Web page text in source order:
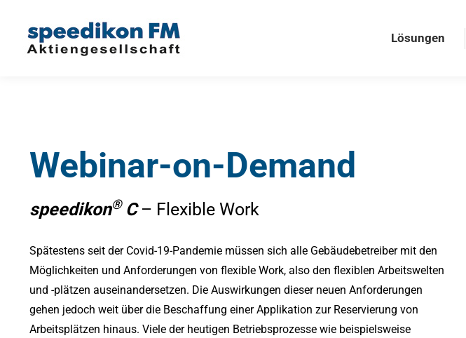
Lösungen
Webinar-on-Demand
speedikon® C– Flexible Work
Spätestens seit der Covid-19-Pandemie müssen sich alle Gebäudebetreiber mit den
Möglichkeiten und Anforderungen von flexible Work, also den flexiblen Arbeitswelten
und -plätzen auseinandersetzen. Die Auswirkungen dieser neuen Anforderungen
gehen jedoch weit über die Beschaffung einer Applikation zur Reservierung von
Arbeitsplätzen hinaus. Viele der heutigen Betriebsprozesse wie beispielsweise
Lösungen